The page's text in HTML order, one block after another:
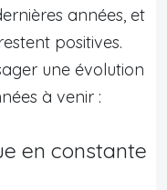
années, et
positives.
une évolution
à venir :
en constante